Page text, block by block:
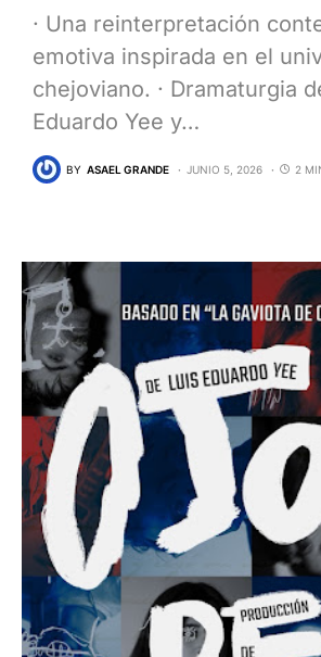
· Una reinterpretación
emotiva inspirada en el
chejoviano. · Dramaturgia
Eduardo Yee y…
BY ASAEL GRANDE JUNIO 5, 2026 2